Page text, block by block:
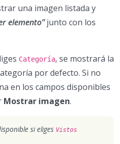
una imagen listada y
elemento”junto con los
Categoría, se mostrará la
por defecto. Si no
en los campos disponibles
Mostrar imagen.
si eliges Vistos